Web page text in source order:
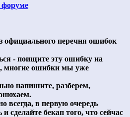
форуме
официального перечня ошибок
- поищите эту ошибку на
многие ошибки мы уже
напишите, разберем,
всегда, в первую очередь
и сделайте бекап того, что сейчас